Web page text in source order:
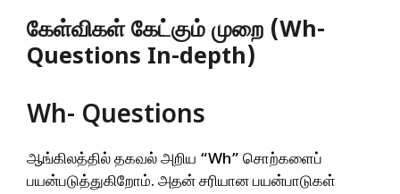
contentகேள்விகள் கேட்கும் முறை (Wh-
Questions In-depth)
Wh- Questions
ஆங்கிலத்தில் தகவல் அறிய “Wh” சொற்களைப்
பயன்படுத்துகிறோம். அதன் சரியான பயன்பாடுகள்